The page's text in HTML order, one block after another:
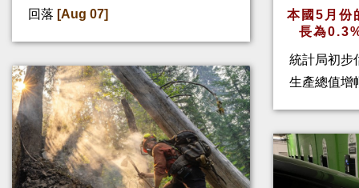
回落 [Aug 07]
本國5月份
長為
統計局初步
生產總值增